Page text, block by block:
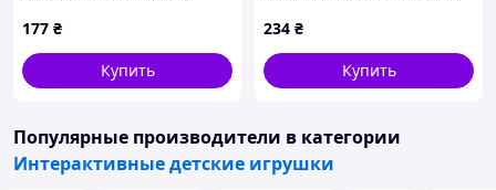
прорезывателем для
малышей пластик BPA-free
красный
177 ₴
Купить
234 ₴
Купить
Популярные производители в категории
Интерактивные детские игрушки